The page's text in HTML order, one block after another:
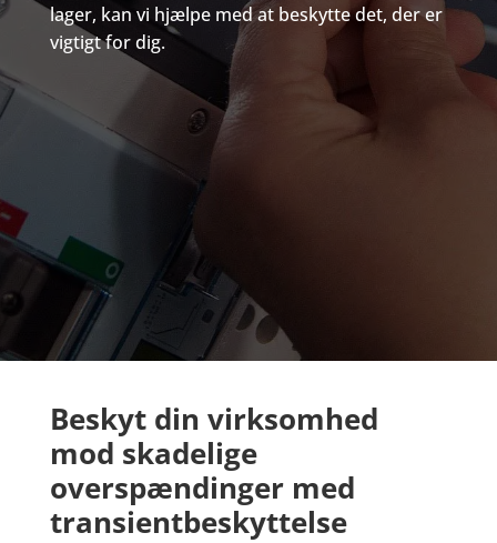
lager, kan vi hjælpe med at beskytte det, der er
vigtigt for dig.
Beskyt din virksomhed
mod skadelige
overspændinger med
transientbeskyttelse